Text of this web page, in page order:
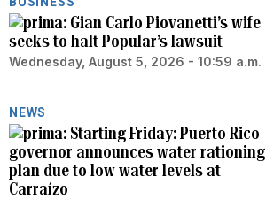
Gian Carlo Piovanetti’s wife
seeks to halt Popular’s lawsuit
Wednesday, August 5, 2026 - 10:59 a.m.
NEWS
Starting Friday: Puerto Rico
governor announces water rationing
plan due to low water levels at
Carraízo